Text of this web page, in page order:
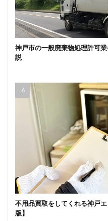
神戸市の一般廃棄物処理許可
説
不用品買取をしてくれる神戸
版】